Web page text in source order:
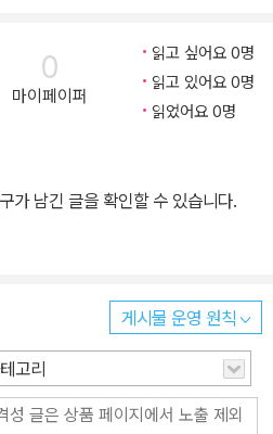
0
마이페이퍼
읽고 싶어요 0명
읽고 있어요 0명
읽었어요 0명
가 남긴 글을 확인할 수 있습니다.
게시물 운영 원칙
고리